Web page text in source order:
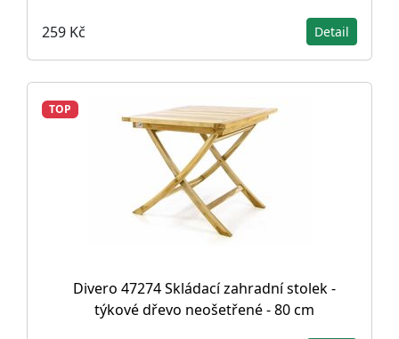
259 Kč Detail
TOP
Divero 47274 Skládací zahradní stolek -
týkové dřevo neošetřené - 80 cm